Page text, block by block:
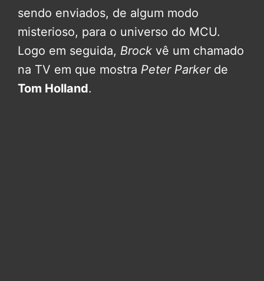
sendo enviados, de algum modo
misterioso, para o universo do MCU.
Logo em seguida, Brock vê um chamado
na TV em que mostra Peter Parkerde
Tom Holland.